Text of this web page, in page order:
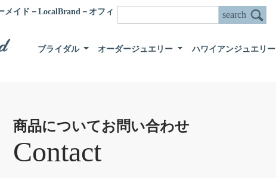
メイド－LocalBrand－オフィ
ブライダル オーダージュエリー ハワイアンジュエリー
商品についてお問い合わせ
Contact